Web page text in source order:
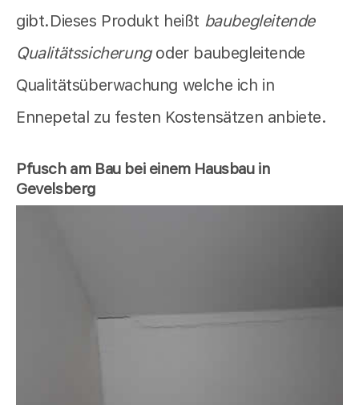
gibt.Dieses Produkt heißt baubegleitende
Qualitätssicherung oder baubegleitende
Qualitätsüberwachung welche ich in
Ennepetal zu festen Kostensätzen anbiete.
Pfusch am Bau bei einem Hausbau in
Gevelsberg